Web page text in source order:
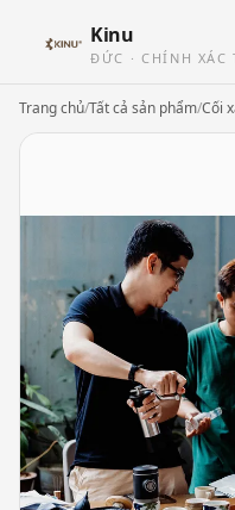
Kinu
ĐỨC · CHÍNH XÁC
Trang chủ/Tất cả sản phẩm/Cối